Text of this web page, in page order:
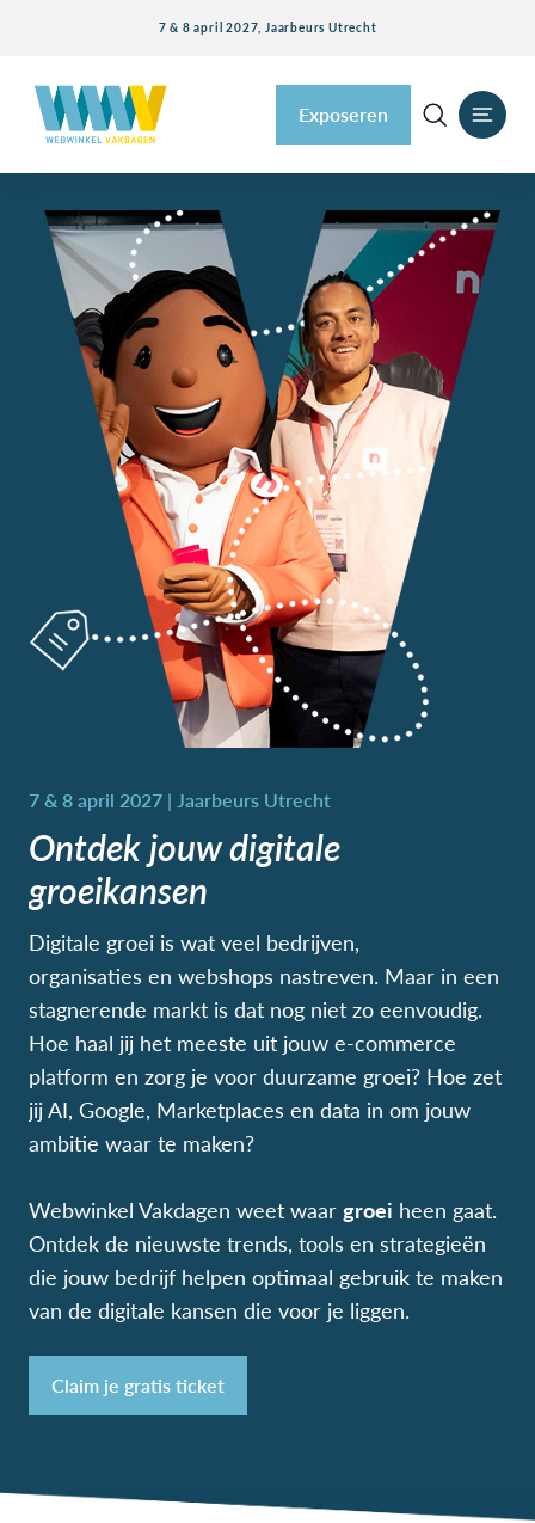
7 & 8 april 2027, Jaarbeurs Utrecht
Exposeren
Ontdek jouw digitale
groeikansen
Digitale groei is wat veel bedrijven,
organisaties en webshops nastreven. Maar in een
stagnerende markt is dat nog niet zo eenvoudig.
Hoe haal jij het meeste uit jouw e-commerce
platform en zorg je voor duurzame groei? Hoe zet
jij AI, Google, Marketplaces en data in om jouw
ambitie waar te maken?
Webwinkel Vakdagen weet waar groei heen gaat.
Ontdek de nieuwste trends, tools en strategieën
die jouw bedrijf helpen optimaal gebruik te maken
van de digitale kansen die voor je liggen.
Claim je gratis ticket